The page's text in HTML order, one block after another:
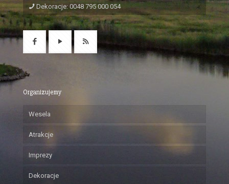
Dekoracje: 0048 795 000 054
Organizujemy
Wesela
Atrakcje
Imprezy
Dekoracje